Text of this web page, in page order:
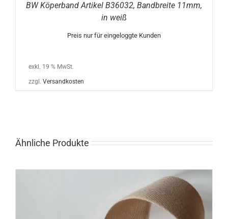
BW Köperband Artikel B36032, Bandbreite 11mm,
in weiß
Preis nur für eingeloggte Kunden
exkl. 19 % MwSt.
zzgl. Versandkosten
Ähnliche Produkte